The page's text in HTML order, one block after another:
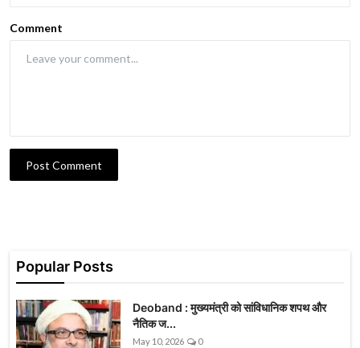
Comment
Post Comment
Popular Posts
Deoband : मुख्यमंत्री को सांविधानिक शपथ और
नैतिक ज...
May 10, 2026 0